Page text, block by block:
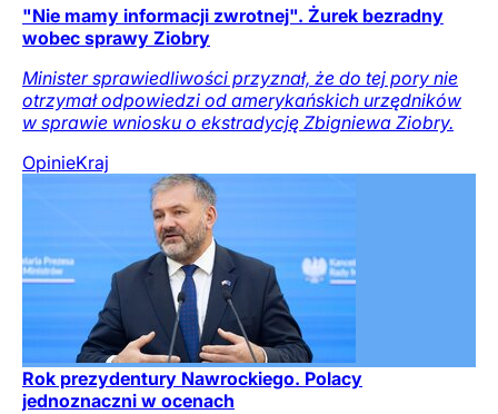
"Nie mamy informacji zwrotnej". Żurek bezradny
wobec sprawy Ziobry
Minister sprawiedliwości przyznał, że do tej pory nie
otrzymał odpowiedzi od amerykańskich urzędników
w sprawie wniosku o ekstradycję Zbigniewa Ziobry.
OpinieKraj
Rok prezydentury Nawrockiego. Polacy
jednoznaczni w ocenach